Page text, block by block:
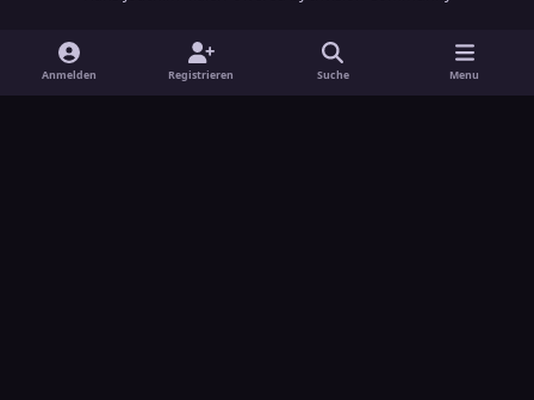
Anmelden Registrieren Suche Menu